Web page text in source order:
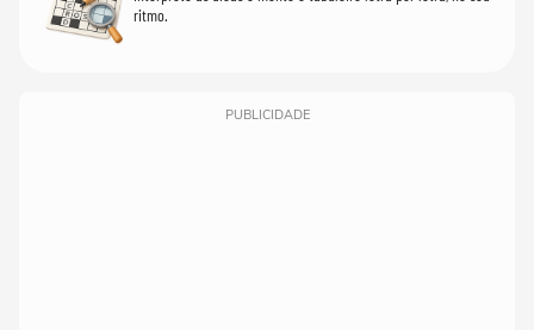
ritmo.
PUBLICIDADE